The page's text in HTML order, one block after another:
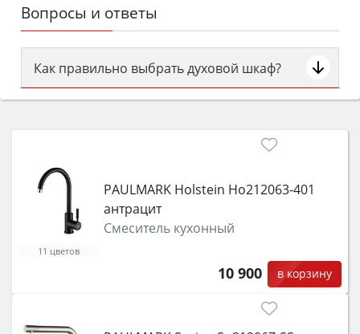
Вопросы и ответы
Как правильно выбрать духовой шкаф?
Сначала определитесь с типом (газовый или
затем смотрите на объём 50–70 л для семьи,
функции (конвекция, гриль, самоочистка,
защита от детей).PAULMARK Holstein Ho212063-401
антрацит
Смеситель кухонный
10 900 в корзину
11 цветов